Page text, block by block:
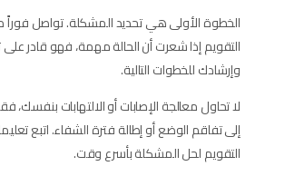
الخطوة الأولى هي تحديد المشكلة. تواصل
التقويم إذا شعرت أن الحالة مهمة، فهو قادر
وإرشادك للخطوات التالية.
لا تحاول معالجة الإصابات أو الالتهابات
إلى تفاقم الوضع أو إطالة فترة الشفاء. اتبع
التقويم لحل المشكلة بأسرع وقت.